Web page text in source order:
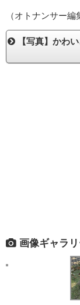
（オトナンサー編
【写真】かわ
画像ギャラ